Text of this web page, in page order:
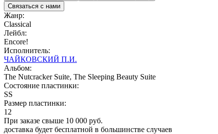
Связаться с нами
Жанр:
Classical
Лейбл:
Encore!
Исполнитель:
ЧАЙКОВСКИЙ П.И.
Альбом:
The Nutcracker Suite, The Sleeping Beauty Suite
Состояние пластинки:
SS
Размер пластинки:
12
При заказе свыше 10 000 руб.
доставка будет бесплатной в большинстве случаев